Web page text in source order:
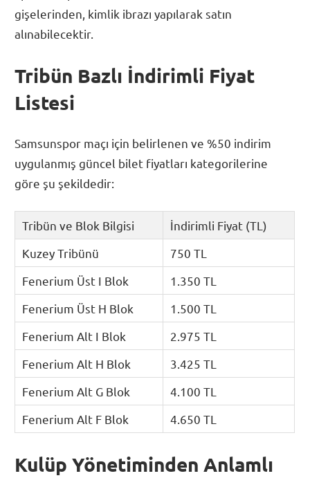
gişelerinden, kimlik ibrazı yapılarak satın
alınabilecektir.
Tribün Bazlı İndirimli Fiyat
Listesi
Samsunspor maçı için belirlenen ve %50 indirim
uygulanmış güncel bilet fiyatları kategorilerine
göre şu şekildedir:
Tribün ve Blok Bilgisi
İndirimli Fiyat (TL)
Kuzey Tribünü
750 TL
Fenerium Üst I Blok
1.350 TL
Fenerium Üst H Blok
1.500 TL
Fenerium Alt I Blok
2.975 TL
Fenerium Alt H Blok
3.425 TL
Fenerium Alt G Blok
4.100 TL
Fenerium Alt F Blok
4.650 TL
Kulüp Yönetiminden Anlamlı